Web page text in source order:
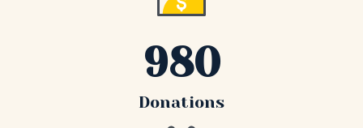
Donations
980